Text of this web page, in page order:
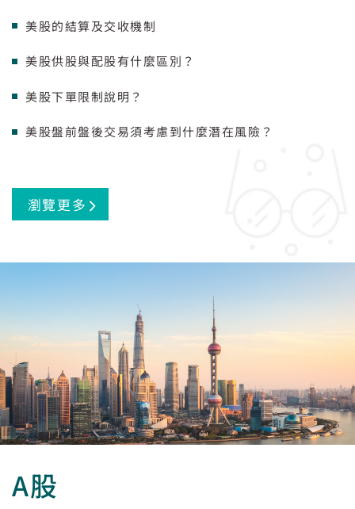
美股的結算及交收機制
美股供股與配股有什麼區別？
美股下單限制說明？
美股盤前盤後交易須考慮到什麼潛在風險？
瀏覽更多
A股